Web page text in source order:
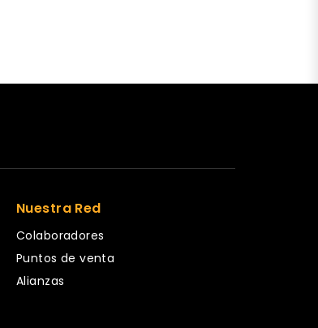
Nuestra Red
Colaboradores
Puntos de venta
Alianzas